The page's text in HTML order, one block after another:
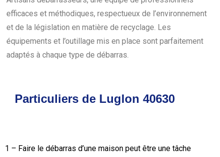
efficaces et méthodiques, respectueux de l’environnement
et de la législation en matière de recyclage. Les
équipements et l’outillage mis en place sont parfaitement
adaptés à chaque type de débarras.
Particuliers de Luglon 40630
1 – Faire le débarras d’une maison peut être une tâche